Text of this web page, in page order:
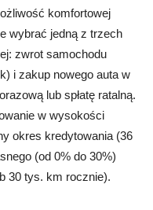
komfortowej
wybrać jedną z trzech
zwrot samochodu
i zakup nowego auta w
lub spłatę ratalną.
w wysokości
okres kredytowania (36
(od 0% do 30%)
30 tys. km rocznie).